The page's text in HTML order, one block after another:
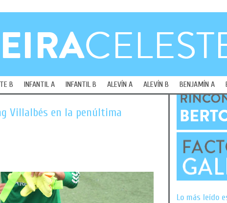
B INFANTIL A INFANTIL B ALEVÍN A ALEVÍN B BENJAMÍN A
Villalbés en la penúltima
Lo más leído